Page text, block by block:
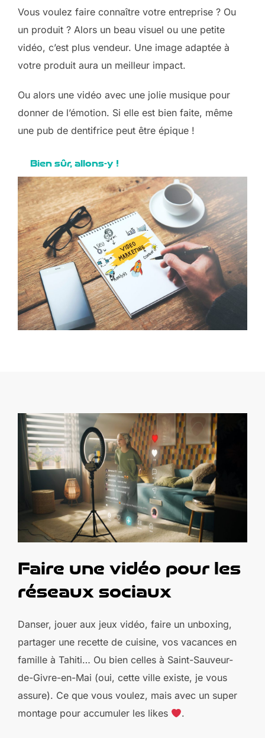
Vous voulez faire connaître votre entreprise ? Ou
un produit ? Alors un beau visuel ou une petite
vidéo, c’est plus vendeur. Une image adaptée à
votre produit aura un meilleur impact.
Ou alors une vidéo avec une jolie musique pour
donner de l’émotion. Si elle est bien faite, même
une pub de dentifrice peut être épique !
Bien sûr, allons-y !
Faire une vidéo pour les
réseaux sociaux
Danser, jouer aux jeux vidéo, faire un unboxing,
partager une recette de cuisine, vos vacances en
famille à Tahiti… Ou bien celles à Saint-Sauveur-
de-Givre-en-Mai (oui, cette ville existe, je vous
assure). Ce que vous voulez, mais avec un super
montage pour accumuler les likes
.